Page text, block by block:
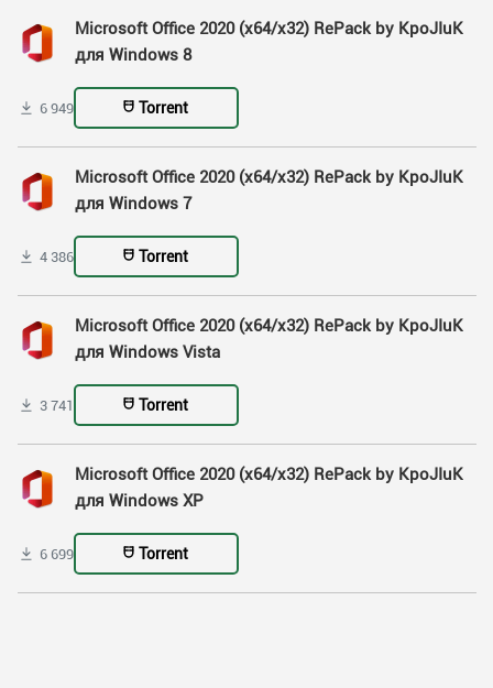
Microsoft Office 2020 (x64/x32) RePack by KpoJIuK
для Windows 8
6 949 Torrent
Microsoft Office 2020 (x64/x32) RePack by KpoJIuK
для Windows 7
4 386 Torrent
Microsoft Office 2020 (x64/x32) RePack by KpoJIuK
для Windows Vista
3 741 Torrent
Microsoft Office 2020 (x64/x32) RePack by KpoJIuK
для Windows XP
6 699 Torrent